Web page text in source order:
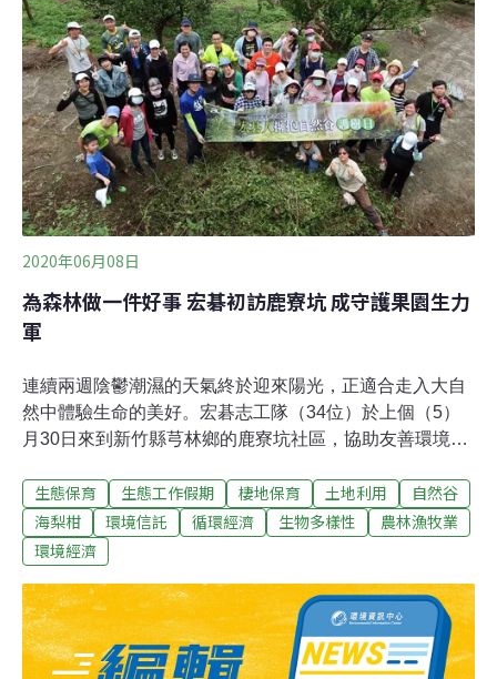
2020年06月08日
為森林做一件好事 宏碁初訪鹿寮坑 成守護果園生力
軍
連續兩週陰鬱潮濕的天氣終於迎來陽光，正適合走入大自
然中體驗生命的美好。宏碁志工隊（34位）於上個（5）
月30日來到新竹縣芎林鄉的鹿寮坑社區，協助友善環境柑
讓果樹得以透透氣，為森林做一件好事。巴士停好後，一
行人前往由台灣環境資訊協會（以下簡稱環資）管理的柑
橘園，途中可見許多大花咸豐草在道路兩側盛開，以及小
花蔓澤蘭如同演講台的布幔披掛於樹冠，放任外來種生
長、完全不干預，山林的樣貌便不復以往。農事生產同時
兼顧生態平衡，需要人力頻繁介入，這也是宏碁志工隊此
行的重要任務。經過前幾次平日志工的協助，工作區內的
生態保育 生態工作假期 棲地保育 土地利用
自然谷
海梨柑
環境信託 循環經濟 生物多樣性
農林漁牧業
環境經濟